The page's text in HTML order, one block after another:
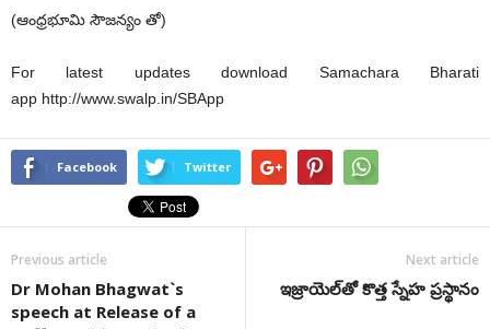
(ఆంధ్రభూమి సౌజన్యం తో)
For latest updates download Samachara Bharati
app http://www.swalp.in/SBApp
Facebook Twitter
Previous article
Dr Mohan Bhagwat`s
speech at Release of a
Next article
ఇజ్రాయెల్‌తో కొత్త స్నేహ ప్రస్థానం